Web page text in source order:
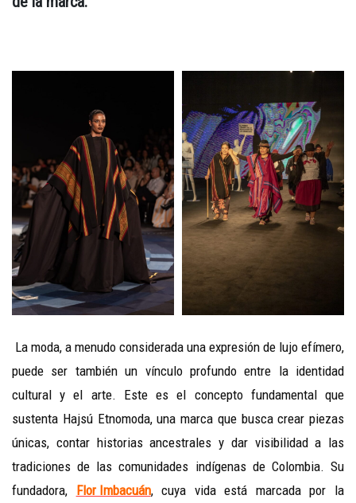
La moda, a menudo considerada una expresión de lujo efímero,
puede ser también un vínculo profundo entre la identidad
cultural y el arte. Este es el concepto fundamental que
sustenta Hajsú Etnomoda, una marca que busca crear piezas
únicas, contar historias ancestrales y dar visibilidad a las
tradiciones de las comunidades indígenas de Colombia. Su
fundadora, Flor Imbacuán, cuya vida está marcada por la